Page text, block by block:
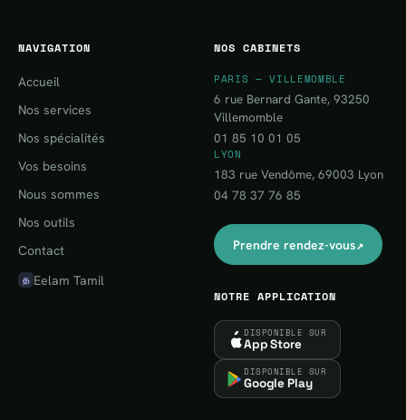
NAVIGATION
Accueil
Nos services
Nos spécialités
Vos besoins
Nous sommes
Nos outils
Contact
த Eelam Tamil
NOS CABINETS
PARIS — VILLEMOMBLE
6 rue Bernard Gante, 93250
Villemomble
01 85 10 01 05
LYON
183 rue Vendôme, 69003 Lyon
04 78 37 76 85
Prendre rendez-vous↗
NOTRE APPLICATION
DISPONIBLE SUR
App Store
DISPONIBLE SUR
Google Play